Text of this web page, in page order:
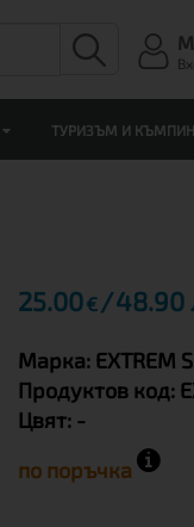
ТУРИЗЪМ И
25.00€ 48.90
Марка: EXTREM
Продуктов код:
Цвят: -
по поръчка